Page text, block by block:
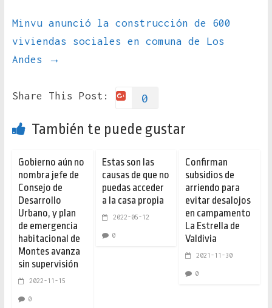
Minvu anunció la construcción de 600
viviendas sociales en comuna de Los
Andes
→
Share This Post: 0
También te puede gustar
Gobierno aún no
nombra jefe de
Consejo de
Desarrollo
Urbano, y plan
de emergencia
habitacional de
Montes avanza
sin supervisión
2022-11-15
0
Estas son las
causas de que no
puedas acceder
a la casa propia
2022-05-12
0
Confirman
subsidios de
arriendo para
evitar desalojos
en campamento
La Estrella de
Valdivia
2021-11-30
0